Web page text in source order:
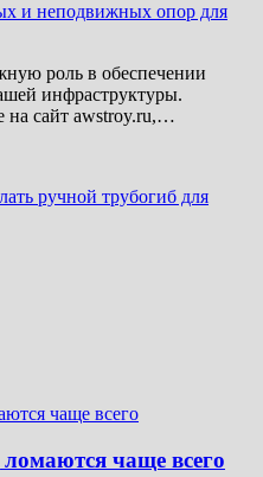
и неподвижных опор для
роль в обеспечении
инфраструктуры.
на сайт awstroy.ru,…
ручной трубогиб для
чаще всего